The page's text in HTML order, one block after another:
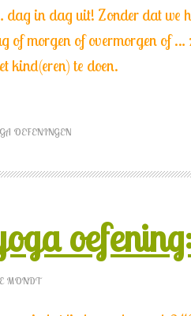
in dag uit! Zonder dat we
of morgen of overmorgen of …
kind(eren) te doen.
OEFENINGEN
MONDT